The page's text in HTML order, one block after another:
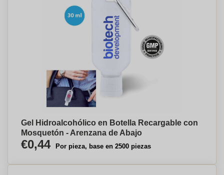
Gel Hidroalcohólico en Botella Recargable con
Mosquetón - Arenzana de Abajo
€0,44 Por pieza, base en 2500 piezas